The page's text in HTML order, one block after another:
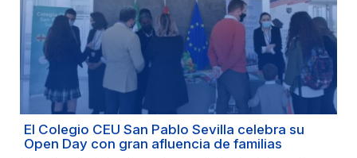
El Colegio CEU San Pablo Sevilla celebra su
Open Day con gran afluencia de familias